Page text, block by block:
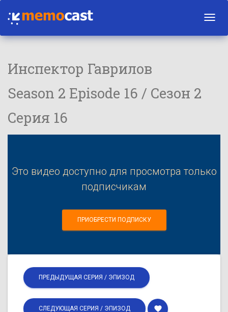
Инспектор Гаврилов
Season 2 Episode 16 / Сезон 2
Серия 16
Это видео доступно для просмотра только
подписчикам
ПРИОБРЕСТИ ПОДПИСКУ
ПРЕДЫДУЩАЯ СЕРИЯ / ЭПИЗОД
СЛЕДУЮЩАЯ СЕРИЯ / ЭПИЗОД favorite